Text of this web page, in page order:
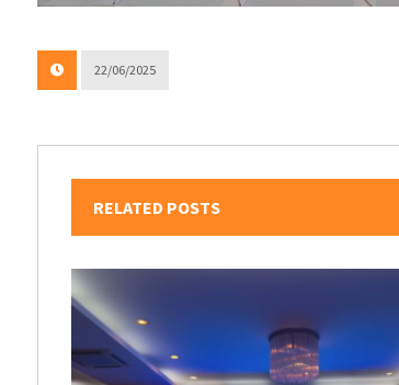
22/06/2025
RELATED POSTS